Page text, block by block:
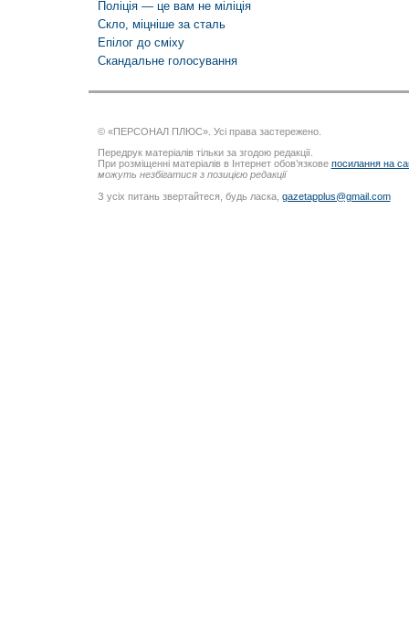
Поліція — це вам не міліція
Скло, міцніше за сталь
Епілог до сміху
Скандальне голосування
© «ПЕРСОНАЛ ПЛЮС». Усі права застережено.
Передрук матеріалів тільки за згодою редакції.
При розміщенні матеріалів в Інтернет обов’язкове посилання на
можуть незбігатися з позицією редакції
З усіх питань звертайтеся, будь ласка, gazetapplus@gmail.com